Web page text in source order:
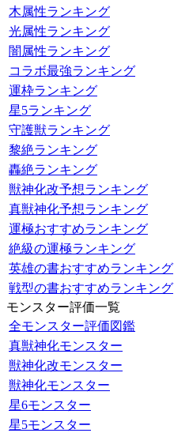
木属性ランキング
光属性ランキング
闇属性ランキング
コラボ最強ランキング
運枠ランキング
星5ランキング
守護獣ランキング
黎絶ランキング
轟絶ランキング
獣神化改予想ランキング
真獣神化予想ランキング
運極おすすめランキング
絶級の運極ランキング
英雄の書おすすめランキング
戦型の書おすすめランキング
モンスター評価一覧
全モンスター評価図鑑
真獣神化モンスター
獣神化改モンスター
獣神化モンスター
星6モンスター
星5モンスター